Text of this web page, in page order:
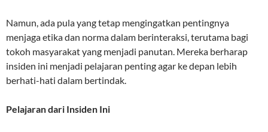
Namun, ada pula yang tetap mengingatkan pentingnya
menjaga etika dan norma dalam berinteraksi, terutama bagi
tokoh masyarakat yang menjadi panutan. Mereka berharap
insiden ini menjadi pelajaran penting agar ke depan lebih
berhati-hati dalam bertindak.
Pelajaran dari Insiden Ini